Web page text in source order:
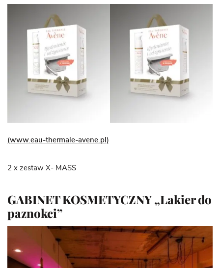
(www.eau-thermale-avene.pl)
2 x zestaw X- MASS
GABINET KOSMETYCZNY „Lakier do
paznokci”